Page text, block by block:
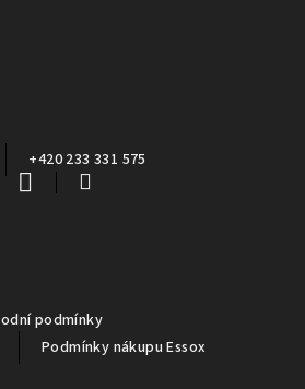
+420 233 331 575
podmínky
Podmínky nákupu Essox